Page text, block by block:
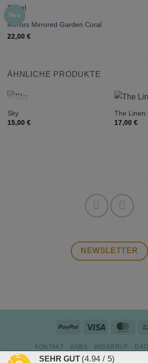
Neu
Mirrors Mirrored Garden Coral
22,00 €
ÄHNLICHE PRODUKTE
Sky
15,00 €
The Linen
17,00 €
NEWSLETTER
PayPal Visa
KONTAKT AGBS WIDERRUF
ZAHLUNG & VERSAND
SEHR GUT (4.94 / 5)